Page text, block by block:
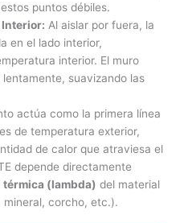
puntos débiles.
Interior: Al aislar por fuera, la
en el lado interior,
interior. El muro
suavizando las
actúa como la primera línea
de temperatura exterior,
de calor que atraviesa el
depende directamente
(lambda) del material
mineral, corcho, etc.).